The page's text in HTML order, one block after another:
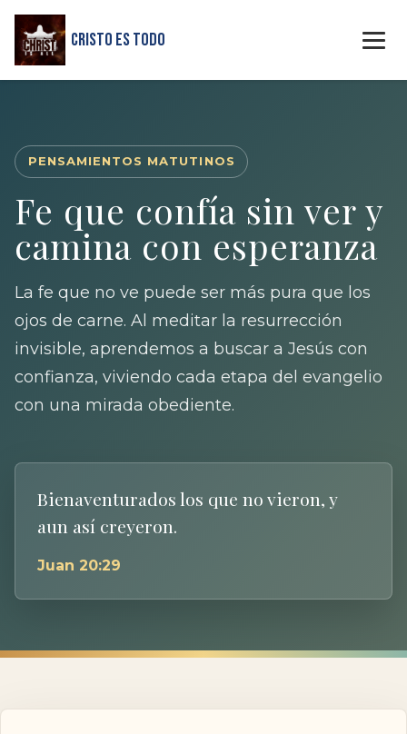
Cristo Es Todo
PENSAMIENTOS MATUTINOS
Fe que confía sin ver y
camina con esperanza
La fe que no ve puede ser más pura que los
ojos de carne. Al meditar la resurrección
invisible, aprendemos a buscar a Jesús con
confianza, viviendo cada etapa del evangelio
con una mirada obediente.
Bienaventurados los que no vieron, y
aun así creyeron.
Juan 20:29